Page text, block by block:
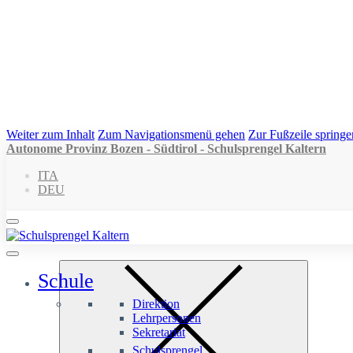
Weiter zum Inhalt Zum Navigationsmenü gehen Zur Fußzeile
Autonome Provinz Bozen - Südtirol - Schulsprengel Kaltern
ITA
DEU
Schule
Direktion
Lehrpersonen
Sekretariat
Schulsprengel